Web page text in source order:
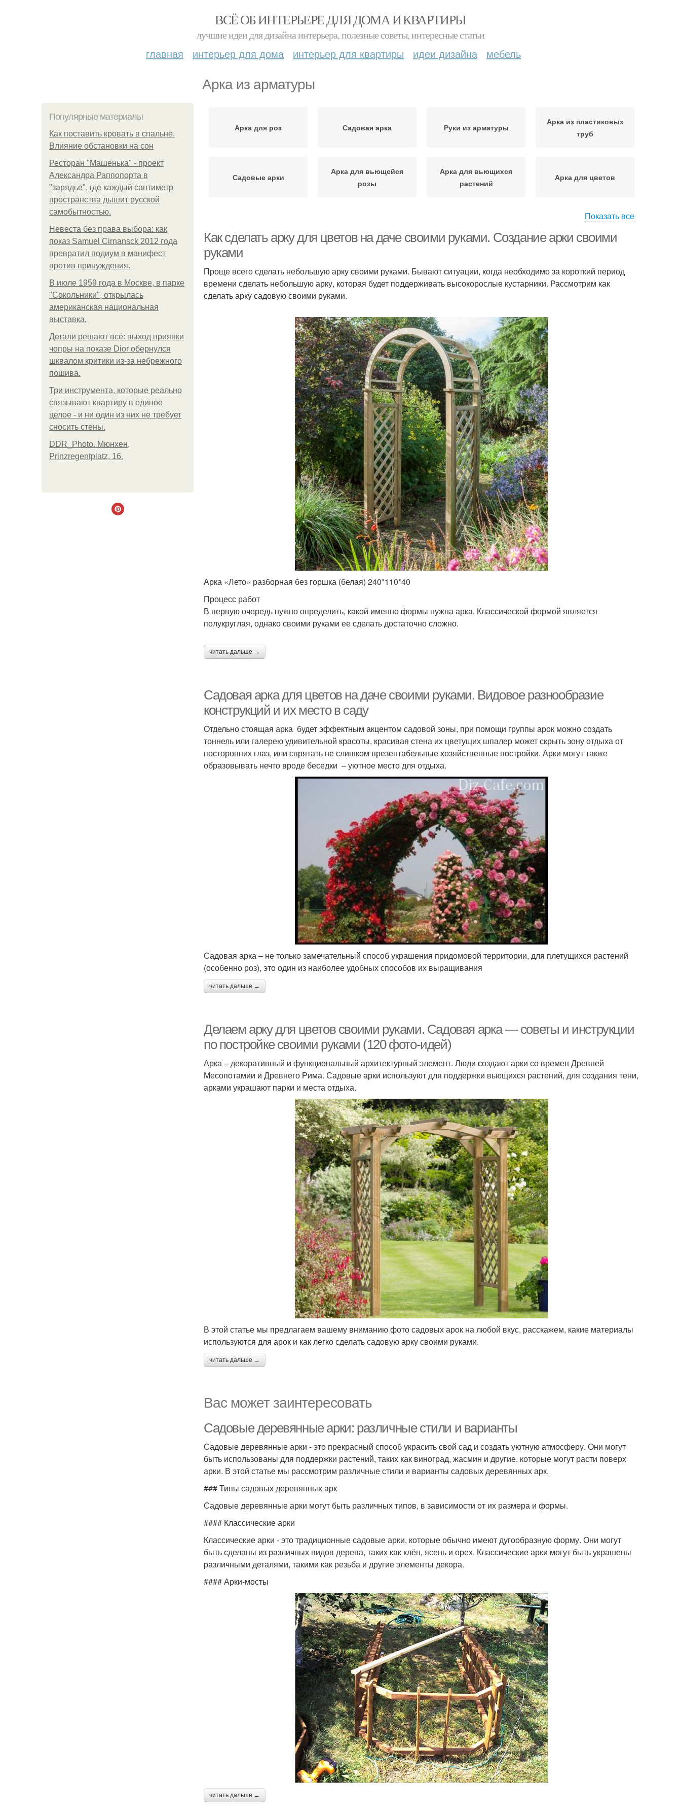
ВСЁ ОБ ИНТЕРЬЕРЕ ДЛЯ ДОМА И КВАРТИРЫ
лучшие идеи для дизайна интерьера, полезные советы, интересные статьи
главная интерьер для дома интерьер для квартиры идеи дизайна мебель
Арка из арматуры
Популярные материалы
Как поставить кровать в спальне.
Влияние обстановки на сон
Ресторан "Машенька" - проект
Александра Раппопорта в
"зарядье", где каждый сантиметр
пространства дышит русской
самобытностью.
Невеста без права выбора: как
показ Samuel Cirnansck 2012 года
превратил подиум в манифест
против принуждения.
В июле 1959 года в Москве, в парке
"Сокольники", открылась
американская национальная
выставка.
Детали решают всё: выход приянки
чопры на показе Dior обернулся
шквалом критики из-за небрежного
пошива.
Три инструмента, которые реально
связывают квартиру в единое
целое - и ни один из них не требует
сносить стены.
DDR_Photo. Мюнхен,
Prinzregentplatz, 16.
Арка для роз Садовая арка Руки из арматуры
Арка из пластиковых
труб
Садовые арки
Арка для вьющейся
розы
Арка для вьющихся
растений
Арка для цветов
Арка из металла Арка из дерева Арки в дизайне Арки для цветов
Показать все
Как сделать арку для цветов на даче своими руками. Создание арки своими
руками
Проще всего сделать небольшую арку своими руками. Бывают ситуации, когда необходимо за короткий период
времени сделать небольшую арку, которая будет поддерживать высокорослые кустарники. Рассмотрим как
сделать арку садовую своими руками.
Арка «Лето» разборная без горшка (белая) 240*110*40
Процесс работ
В первую очередь нужно определить, какой именно формы нужна арка. Классической формой является
полукруглая, однако своими руками ее сделать достаточно сложно.
читать дальше →
Садовая арка для цветов на даче своими руками. Видовое разнообразие
конструкций и их место в саду
Отдельно стоящая арка будет эффектным акцентом садовой зоны, при помощи группы арок можно создать
тоннель или галерею удивительной красоты, красивая стена их цветущих шпалер может скрыть зону отдыха от
посторонних глаз, или спрятать не слишком презентабельные хозяйственные постройки. Арки могут также
образовывать нечто вроде беседки – уютное место для отдыха.
Садовая арка – не только замечательный способ украшения придомовой территории, для плетущихся растений
(особенно роз), это один из наиболее удобных способов их выращивания
читать дальше →
Делаем арку для цветов своими руками. Садовая арка — советы и инструкции
по постройке своими руками (120 фото-идей)
Арка – декоративный и функциональный архитектурный элемент. Люди создают арки со времен Древней
Месопотамии и Древнего Рима. Садовые арки используют для поддержки вьющихся растений, для создания тени,
арками украшают парки и места отдыха.
В этой статье мы предлагаем вашему вниманию фото садовых арок на любой вкус, расскажем, какие материалы
используются для арок и как легко сделать садовую арку своими руками.
читать дальше →
Вас может заинтересовать
Садовые деревянные арки: различные стили и варианты
Садовые деревянные арки - это прекрасный способ украсить свой сад и создать уютную атмосферу. Они могут
быть использованы для поддержки растений, таких как виноград, жасмин и другие, которые могут расти поверх
арки. В этой статье мы рассмотрим различные стили и варианты садовых деревянных арк.
### Типы садовых деревянных арк
Садовые деревянные арки могут быть различных типов, в зависимости от их размера и формы.
#### Классические арки
Классические арки - это традиционные садовые арки, которые обычно имеют дугообразную форму. Они могут
быть сделаны из различных видов дерева, таких как клён, ясень и орех. Классические арки могут быть украшены
различными деталями, такими как резьба и другие элементы декора.
#### Арки-мосты
читать дальше →